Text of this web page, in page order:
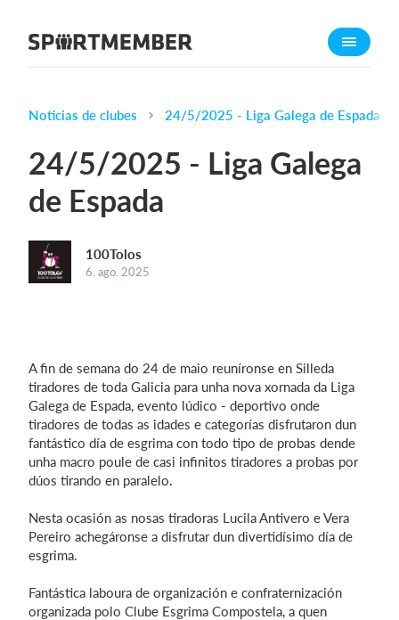
Acerca de SportMember
Funciones
Calendario
Sitio web
¿Cuanto cuesta?
Español
Iniciar sesión
Noticias de clubes 24/5/2025 - Liga Galega de Espada
24/5/2025 - Liga Galega
de Espada
100Tolos
6. ago. 2025
A fin de semana do 24 de maio reuníronse en Silleda
tiradores de toda Galicia para unha nova xornada da Liga
Galega de Espada, evento lúdico - deportivo onde
tiradores de todas as idades e categorías disfrutaron dun
fantástico día de esgrima con todo tipo de probas dende
unha macro poule de casi infinitos tiradores a probas por
dúos tirando en paralelo.
Nesta ocasión as nosas tiradoras Lucila Antivero e Vera
Pereiro achegáronse a disfrutar dun divertidísimo día de
esgrima.
Fantástica laboura de organización e confraternización
organizada polo Clube Esgrima Compostela, a quen